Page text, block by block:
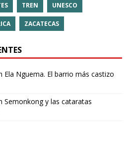
TREN UNESCO
ZACATECAS
Ela Nguema. El barrio más castizo
Semonkong y las cataratas